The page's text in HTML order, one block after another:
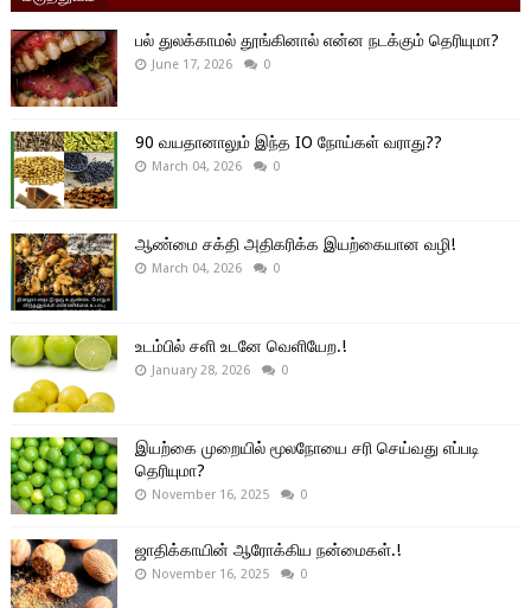
பல் துலக்காமல் தூங்கினால் என்ன நடக்கும் தெரியுமா?
June 17, 2026 0
90 வயதானாலும் இந்த IO நோய்கள் வராது??
March 04, 2026 0
ஆண்மை சக்தி அதிகரிக்க இயற்கையான வழி!
March 04, 2026 0
உடம்பில் சளி உடனே வெளியேற.!
January 28, 2026 0
இயற்கை முறையில் மூலநோயை சரி செய்வது எப்படி
தெரியுமா?
November 16, 2025 0
ஜாதிக்காயின் ஆரோக்கிய நன்மைகள்.!
November 16, 2025 0